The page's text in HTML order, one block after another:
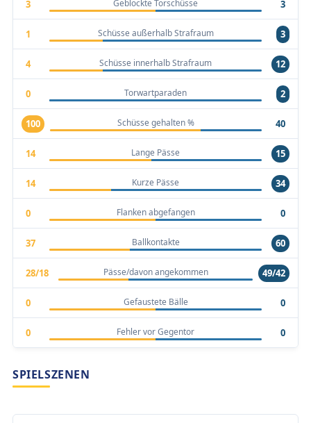
3 Geblockte Torschüsse 3
1 Schüsse außerhalb Strafraum 3
4 Schüsse innerhalb Strafraum 12
0 Torwartparaden 2
100 Schüsse gehalten % 40
14 Lange Pässe 15
14 Kurze Pässe 34
0 Flanken abgefangen 0
37 Ballkontakte 60
28/18 Pässe/davon angekommen 49/42
0 Gefaustete Bälle 0
0 Fehler vor Gegentor 0
SPIELSZENEN